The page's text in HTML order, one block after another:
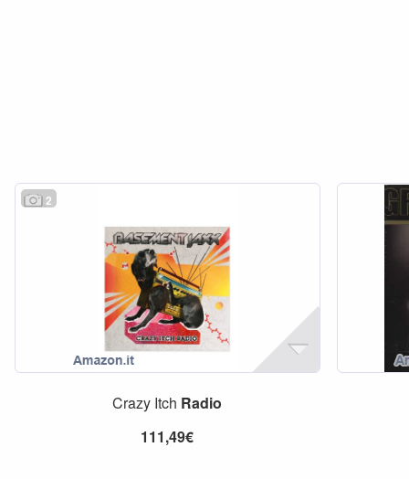
2
Crazy Itch Radio
111,49€